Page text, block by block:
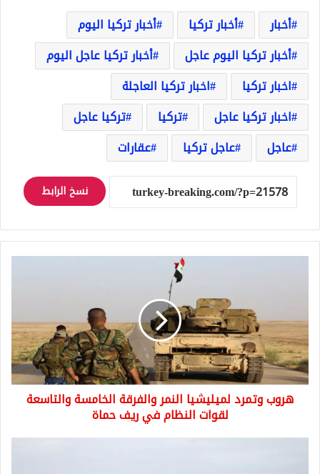
أخبار أخبار تركيا
أخبار تركيا اليوم
أخبار تركيا اليوم عاجل
أخبار تركيا عاجل اليوم
اخبار تركيا
اخبار تركيا العاجلة
اخبار تركيا عاجل
تركيا
تركيا عاجل
عاجل
عاجل تركيا عقارات
نسخ الرابط
والفرقة
الخامسة
والتاسعة
لقوات
النظام
هروب وتمرد لميليشيا النمر والفرقة الخامسة والتاسعة
لقوات النظام في ريف حماة